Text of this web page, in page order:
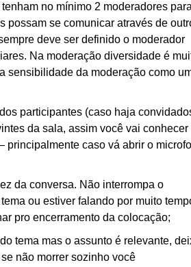
no mínimo 2 moderadores
possam se comunicar através de
deve ser definido o moderador
Na moderação diversidade é
sensibilidade da moderação como
participantes (caso haja
da sala, assim você vai conhecer
principalmente caso vá abrir o
da conversa. Não interrompa o
ou estiver falando por muito
pro encerramento da colocação;
tema mas o assunto é relevante,
não morrer sozinho você